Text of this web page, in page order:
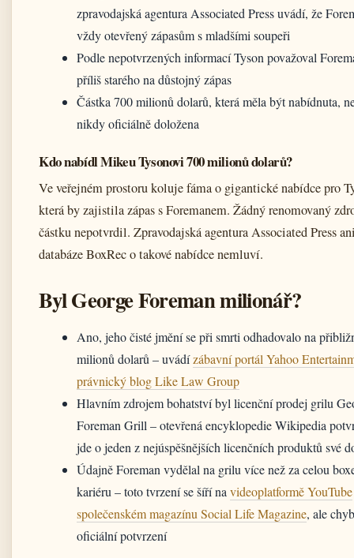
zpravodajská agentura Associated Press uvádí, že
vždy otevřený zápasům s mladšími soupeři
Podle nepotvrzených informací Tyson považoval
příliš starého na důstojný zápas
Částka 700 milionů dolarů, která měla být nabídnuta,
nikdy oficiálně doložena
Kdo nabídl Mikeu Tysonovi 700 milionů dolarů?
Ve veřejném prostoru koluje fáma o gigantické nabídce pro
která by zajistila zápas s Foremanem. Žádný renomovaný
částku nepotvrdil. Zpravodajská agentura Associated Press
databáze BoxRec o takové nabídce nemluví.
Byl George Foreman milionář?
Ano, jeho čisté jmění se při smrti odhadovalo na
milionů dolarů – uvádízábavní portál Yahoo
právnický blog Like Law Group
Hlavním zdrojem bohatství byl licenční prodej grilu
Foreman Grill – otevřená encyklopedie Wikipedia
jde o jeden z nejúspěšnějších licenčních produktů své
Údajně Foreman vydělal na grilu více než za celou
kariéru – toto tvrzení se šíří na videoplatformě YouTube
společenském magazínu Social Life Magazine, ale
oficiální potvrzení